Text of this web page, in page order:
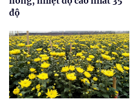
độ